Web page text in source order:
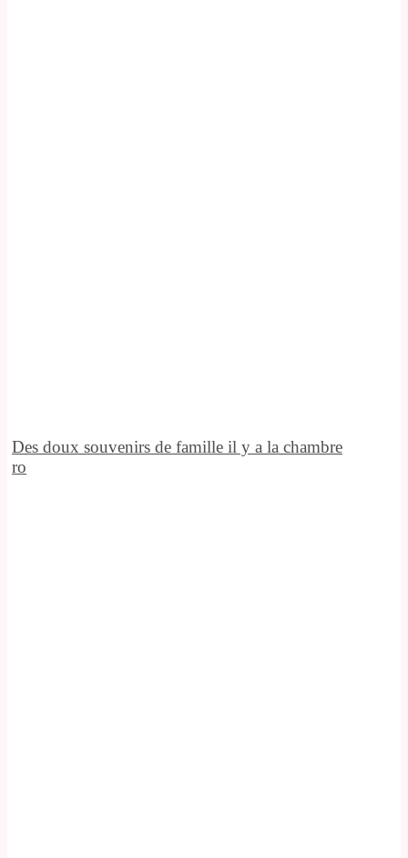
Des doux souvenirs de famille il y a la chambre
ro